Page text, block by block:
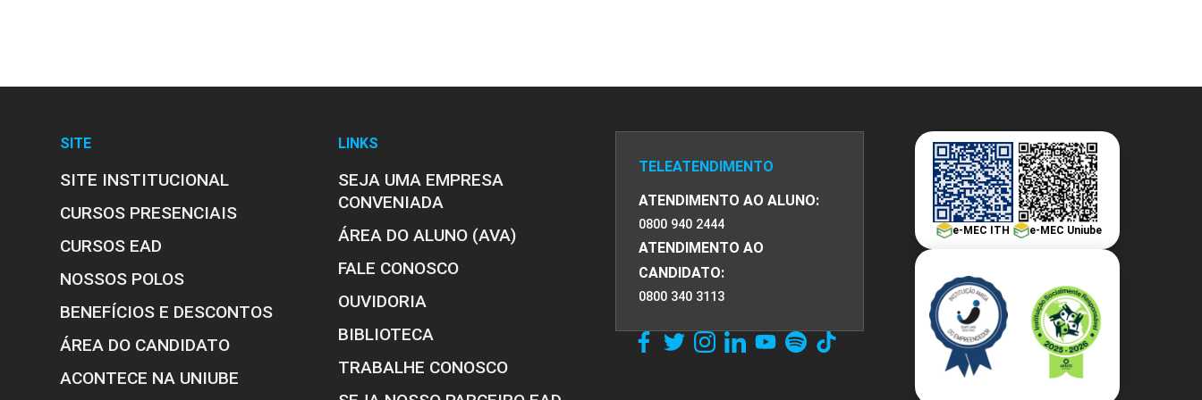
SITE
SITE INSTITUCIONAL
CURSOS PRESENCIAIS
CURSOS EAD
NOSSOS POLOS
BENEFÍCIOS E DESCONTOS
ÁREA DO CANDIDATO
ACONTECE NA UNIUBE
LINKS
SEJA UMA EMPRESA
CONVENIADA
ÁREA DO ALUNO (AVA)
FALE CONOSCO
OUVIDORIA
BIBLIOTECA
TRABALHE CONOSCO
TELEATENDIMENTO
ATENDIMENTO AO ALUNO:
0800 940 2444
ATENDIMENTO AO
CANDIDATO:
0800 340 3113
e-MEC ITH e-MEC Uniube